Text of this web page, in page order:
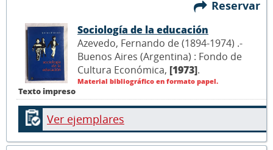
Reservar
Texto impreso
Sociología de la educación
Azevedo, Fernando de (1894-1974) .-
Buenos Aires (Argentina) : Fondo de
Cultura Económica, [1973].
Material bibliográfico en formato papel.
Ver ejemplares